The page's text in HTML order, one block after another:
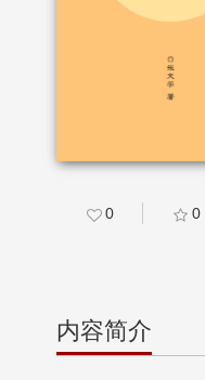
0 0
内容简介